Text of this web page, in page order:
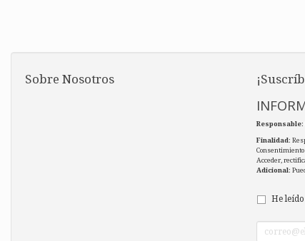
Sobre Nosotros
Responsable:
Finalidad:
Acceder,
Adicional:
He